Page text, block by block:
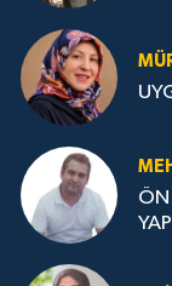
ÖN